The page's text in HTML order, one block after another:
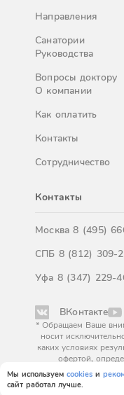
Мы используем cookies и
сайт работал лучше.
Направления
Санатории
Руководства
Вопросы доктору
О компании
Как оплатить
Контакты
Сотрудничество
Контакты
Москва8 (495)
СПБ 8 (812) 309-
Уфа 8 (347) 229-
ВКонтакте
* Обращаем Ваше
носит
каких условиях
офертой,
Гражданского
окончательным